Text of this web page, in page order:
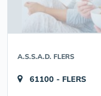
A.S.S.A.D. FLERS
61100 - FLERS